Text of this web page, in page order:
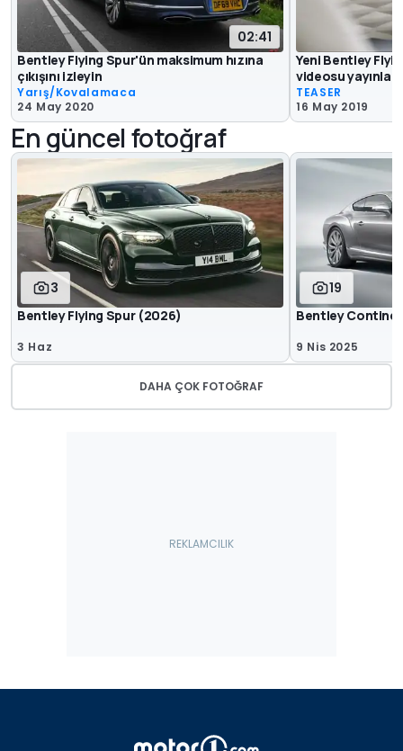
02:41
Bentley Flying Spur'ün maksimum hızına
çıkışını izleyin
Yarış/Kovalamaca
24 May 2020
Yeni Bentley
videosu
TEASER
16 May 2019
En güncel fotoğraf
3
Bentley Flying Spur (2026)
3 Haz
19
Bentley
9 Nis 2025
DAHA ÇOK FOTOĞRAF